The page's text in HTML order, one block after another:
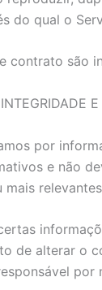
do qual o
contrato são
por
e não
mais
de alterar o